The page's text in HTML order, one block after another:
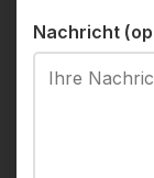
Nachricht